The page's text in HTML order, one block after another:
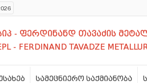
- ფერდინანდ თავაძის
- FERDINAND TAVADZE
სამეცნიერო საქმიანობა